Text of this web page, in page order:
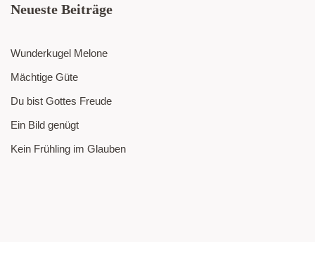
Neueste Beiträge
Wunderkugel Melone
Mächtige Güte
Du bist Gottes Freude
Ein Bild genügt
Kein Frühling im Glauben